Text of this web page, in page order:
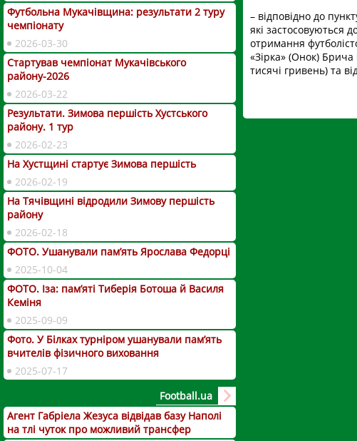
– відповідно до
які застосовуються
отримання
«Зірка» (Онок)
тисячі гривень) та
Футбольна Мукачівщина: результати 2 туру
чемпіонату
2026-03-30
Стартував чемпіонат Мукачівського
району-2026
2026-03-22
Результати. Зимова першість Хустського
району. 1 тур
2026-02-23
На Хустщині стартує Зимова першість
2026-02-19
На Тячівщині відродили Зимову першість
району
2026-02-18
ФОТО. Ушанували пам’ять Ярослава Федорці
2025-10-04
ФОТО. Іза: пам’яті Тиберія Ботоша й Василя
Кеміня
2025-09-09
Фото. У Білках турніром ушанували пам’ять
вчителів фізичного виховання
2025-07-17
Football.ua
Агент Габріела Жезуса відвідав базу Наполі
на тлі чуток про можливий трансфер